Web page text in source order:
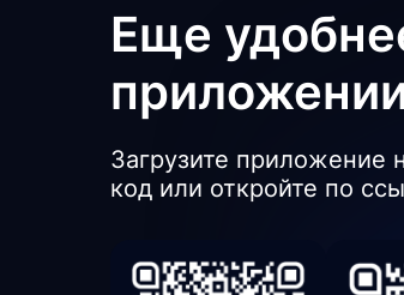
Еще
Загрузите приложение
код или откройте по